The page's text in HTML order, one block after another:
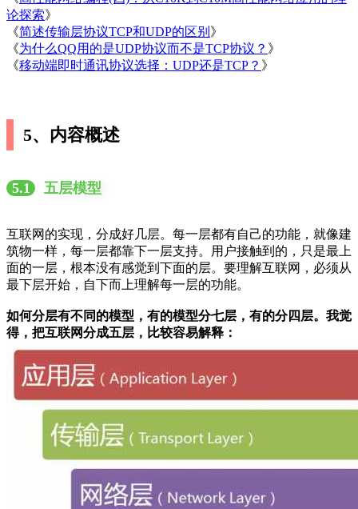
论探索》
《简述传输层协议TCP和UDP的区别 》
《为什么QQ用的是UDP协议而不是TCP协议？ 》
《移动端即时通讯协议选择：UDP还是TCP？ 》
5、内容概述
5.1 五层模型
互联网的实现，分成好几层。每一层都有自己的功能，就像建
筑物一样，每一层都靠下一层支持。用户接触到的，只是最上
面的一层，根本没有感觉到下面的层。要理解互联网，必须从
最下层开始，自下而上理解每一层的功能。
如何分层有不同的模型，有的模型分七层，有的分四层。我觉
得，把互联网分成五层，比较容易解释：